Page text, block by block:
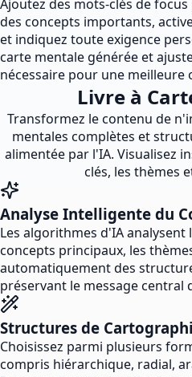
Ajoutez des mots-clés de
des concepts importants,
et indiquez toute exigence
carte mentale générée et
nécessaire pour une meilleure
Livre à
Transformez le contenu de
mentales complètes et
alimentée par l'IA. Visualisez
clés, les thèmes
Analyse Intelligente du
Les algorithmes d'IA
concepts principaux, les
automatiquement des
préservant le message central
Structures de
Choisissez parmi plusieurs
compris hiérarchique, radial,